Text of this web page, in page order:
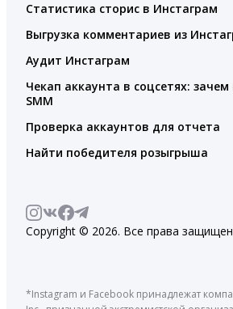
Статистика сторис в Инстаграм
Выгрузка комментариев из
Аудит Инстаграм
Чекап аккаунта в соцсетях:
SMM
Проверка аккаунтов для отчета
Найти победителя розыгрыша
Copyright © 2026. Все права
*Instagram и Facebook принадлежат